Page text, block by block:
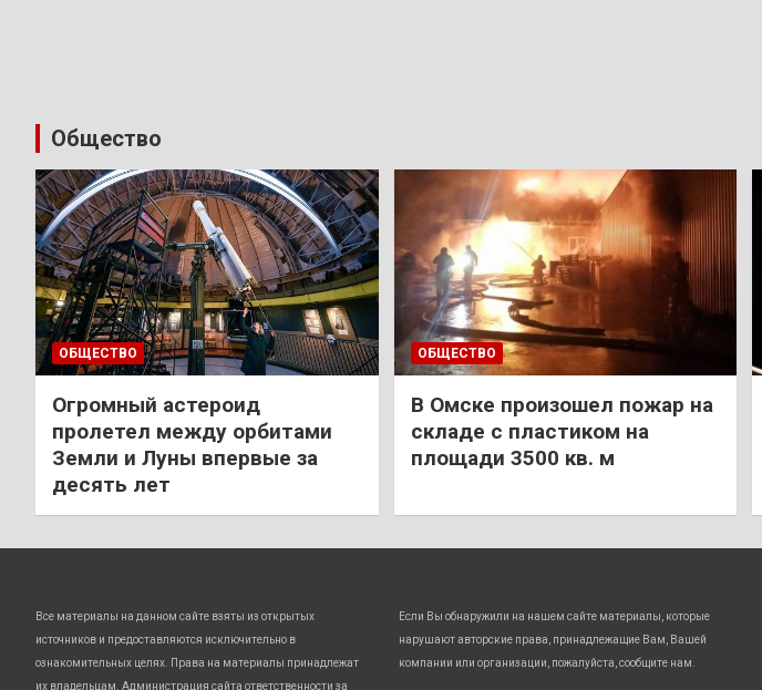
Общество
ОБЩЕСТВО
Огромный астероид
пролетел между орбитами
Земли и Луны впервые за
десять лет
ОБЩЕСТВО
В Омске произошел пожар на
складе с пластиком на
площади 3500 кв. м
Все материалы на данном сайте взяты из открытых
источников и предоставляются исключительно в
ознакомительных целях. Права на материалы принадлежат
их владельцам. Администрация сайта ответственности за
Если Вы обнаружили на нашем сайте материалы, которые
нарушают авторские права, принадлежащие Вам, Вашей
компании или организации, пожалуйста, сообщите нам.